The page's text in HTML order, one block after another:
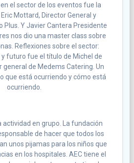
en el sector de los eventos fue la
Mottard, Director General y
Plus. Y Javier Cantera Presidente
nos dio una master class sobre
Reflexiones sobre el sector:
futuro fue el título de Michel de
general de Medems Catering. Un
que está ocurriendo y cómo está
ocurriendo.
actividad en grupo. La fundación
de hacer que todos los
unos pijamas para los niños que
en los hospitales. AEC tiene el